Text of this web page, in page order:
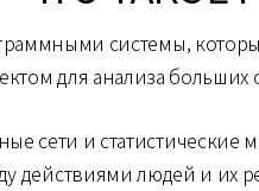
системы,
для анализа
сети и
действиями людей и их